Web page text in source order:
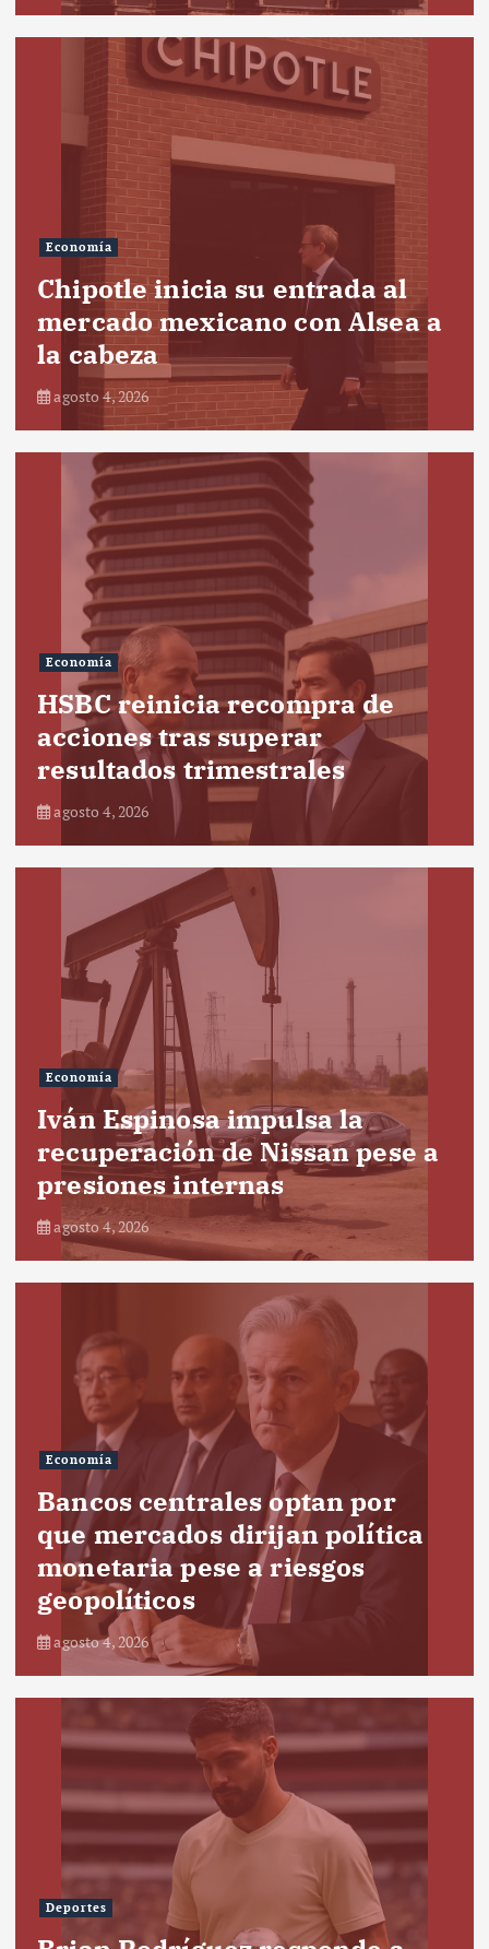
Economía
Chipotle inicia su entrada al
mercado mexicano con Alsea a
la cabeza
agosto 4, 2026
Economía
HSBC reinicia recompra de
acciones tras superar
resultados trimestrales
agosto 4, 2026
Economía
Iván Espinosa impulsa la
recuperación de Nissan pese a
presiones internas
agosto 4, 2026
Economía
Bancos centrales optan por
que mercados dirijan política
monetaria pese a riesgos
geopolíticos
agosto 4, 2026
Deportes